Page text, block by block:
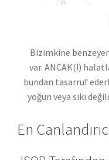
Bizimkine
var. ANCAK(!)
bundan tasarruf
yoğun veya sıkı
En